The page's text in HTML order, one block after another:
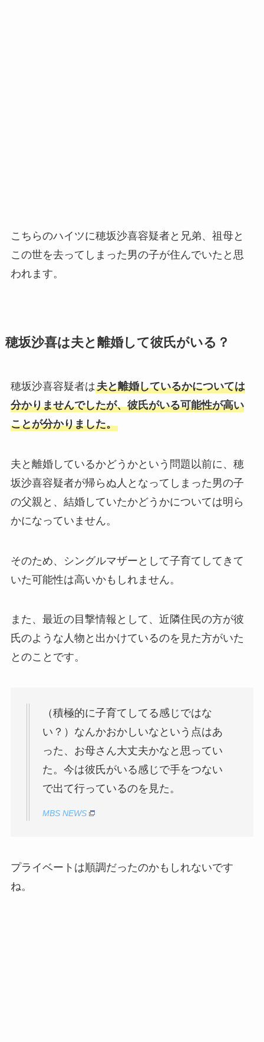
こちらのハイツに穂坂沙喜容疑者と兄弟、祖母と
この世を去ってしまった男の子が住んでいたと思
われます。
穂坂沙喜は夫と離婚して彼氏がいる？
穂坂沙喜容疑者は夫と離婚しているかについては
分かりませんでしたが、彼氏がいる可能性が高い
ことが分かりました。
夫と離婚しているかどうかという問題以前に、穂
坂沙喜容疑者が帰らぬ人となってしまった男の子
の父親と、結婚していたかどうかについては明ら
かになっていません。
そのため、シングルマザーとして子育てしてきて
いた可能性は高いかもしれません。
また、最近の目撃情報として、近隣住民の方が彼
氏のような人物と出かけているのを見た方がいた
とのことです。
（積極的に子育てしてる感じではな
い？）なんかおかしいなという点はあ
った、お母さん大丈夫かなと思ってい
た。今は彼氏がいる感じで手をつない
で出て行っているのを見た。
MBS NEWS
プライベートは順調だったのかもしれないです
ね。